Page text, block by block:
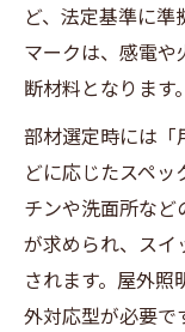
ど、法定基準に準
マークは、感電
断材料となります。
部材選定時には
どに応じたスペ
チンや洗面所な
が求められ、ス
されます。屋外
外対応型が必要で